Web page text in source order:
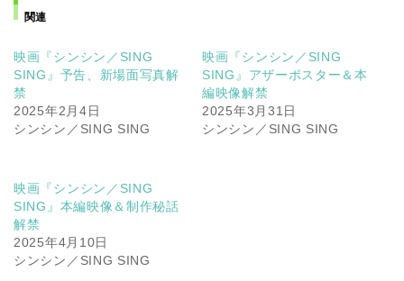
関連
映画『シンシン／SING
SING』予告、新場面写真解
禁
2025年2月4日
シンシン／SING SING
映画『シンシン／SING
SING』アザーポスター＆本
編映像解禁
2025年3月31日
シンシン／SING SING
映画『シンシン／SING
SING』本編映像＆制作秘話
解禁
2025年4月10日
シンシン／SING SING